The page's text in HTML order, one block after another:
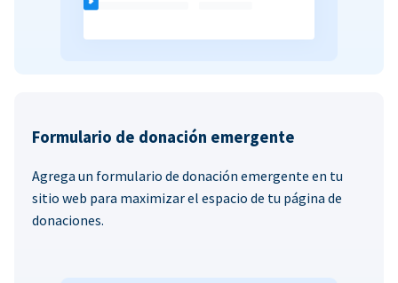
Formulario de donación emergente
Agrega un formulario de donación emergente en tu
sitio web para maximizar el espacio de tu página de
donaciones.